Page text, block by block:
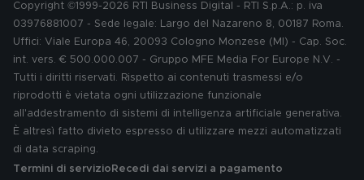
Copyright ©1999-2026 RTI Business Digital - RTI S.p.A.: p. iva
03976881007 - Sede legale: Largo del Nazareno 8, 00187 Roma.
Uffici: Viale Europa 46, 20093 Cologno Monzese (MI) - Cap. Soc.
int. vers. € 500.000.007 - Gruppo MFE Media For Europe N.V. -
Tutti i diritti riservati. Rispetto ai contenuti trasmessi e/o
riprodotti è vietata ogni utilizzazione funzionale
all'addestramento di sistemi di intelligenza artificiale generativa.
È altresì fatto divieto espresso di utilizzare mezzi automatizzati
di data scraping.
Termini di servizio Recedi dai servizi a pagamento